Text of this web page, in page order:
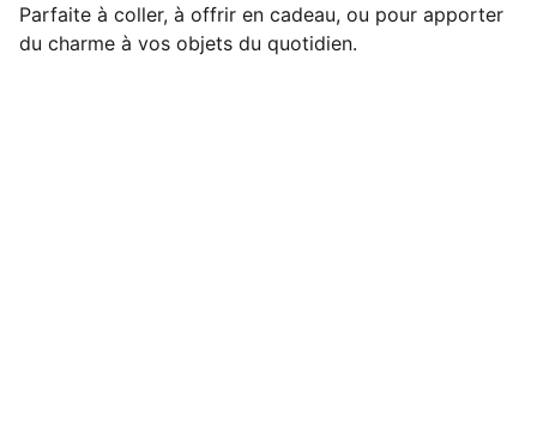
Parfaite à coller, à offrir en cadeau, ou pour apporter
du charme à vos objets du quotidien.